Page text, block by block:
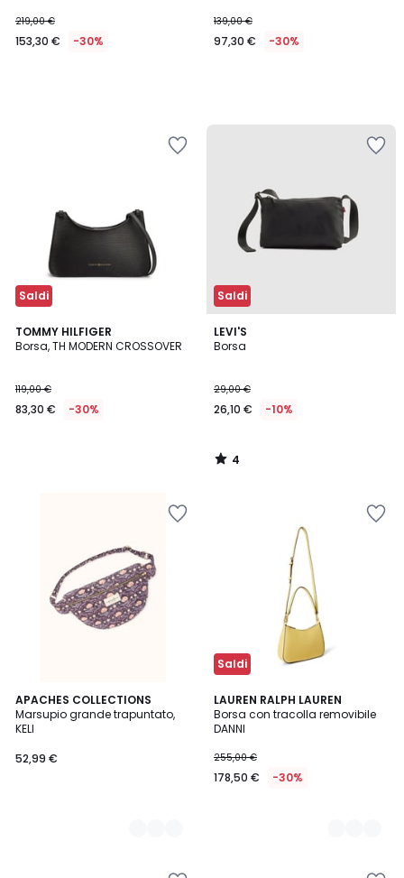
219,00 €
153,30 € -30%
139,00 €
97,30 € -30%
Saldi
TOMMY HILFIGER
Borsa, TH MODERN CROSSOVER
119,00 €
83,30 € -30%
Saldi
LEVI'S
Borsa
29,00 €
26,10 € -10%
4
/
4
/
APACHES COLLECTIONS
Marsupio grande trapuntato,
KELI
52,99 €
2
Colori
Saldi
LAUREN RALPH LAUREN
Borsa con tracolla removibile
DANNI
255,00 €
178,50 € -30%
2
Colori